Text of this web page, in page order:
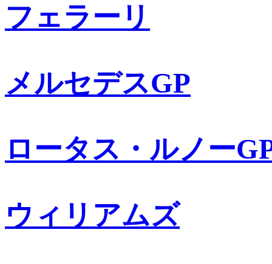
フェラーリ
メルセデスGP
ロータス・ルノー
ウィリアムズ